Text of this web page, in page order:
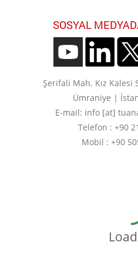
SOSYAL
Şerifali Mah. Kız Kalesi
Ümraniye |
E-mail: info [at]
Telefon : +90
Mobil : +90